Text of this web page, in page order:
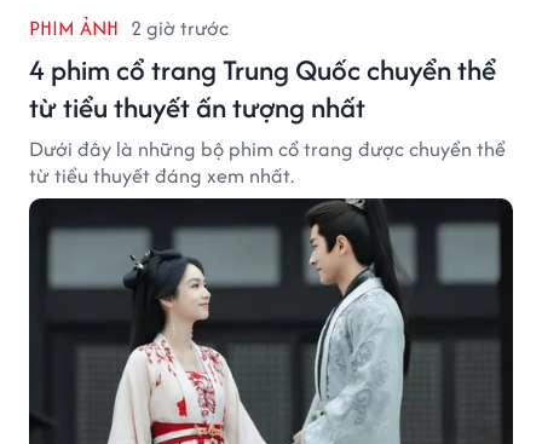
PHIM ẢNH 2 giờ trước
4 phim cổ trang Trung Quốc chuyển thể
từ tiểu thuyết ấn tượng nhất
Dưới đây là những bộ phim cổ trang được chuyển thể
từ tiểu thuyết đáng xem nhất.